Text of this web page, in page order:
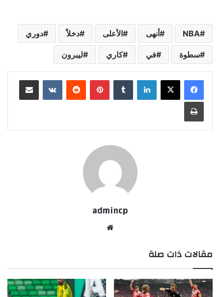
NBA أنهى الأعلى دخلاً دوري
سطوة في كاري ليبرون
لينكدإن بينتيريست
admincp
مقالات ذات صلة